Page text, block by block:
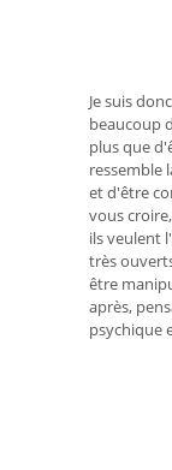
Je suis
beaucoup
plus que
ressemble
et d'être
vous
ils veulent
très
être
après,
psychique